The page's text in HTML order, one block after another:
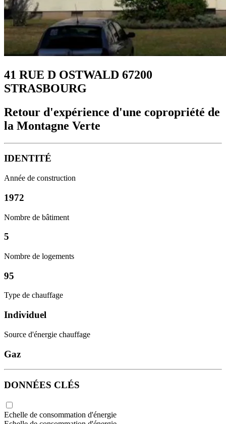
41 RUE D OSTWALD 67200
STRASBOURG
Retour d'expérience d'une copropriété de
la Montagne Verte
IDENTITÉ
Année de construction
1972
Nombre de bâtiment
5
Nombre de logements
95
Type de chauffage
Individuel
Source d'énergie chauffage
Gaz
DONNÉES CLÉS
Echelle de consommation d'énergie